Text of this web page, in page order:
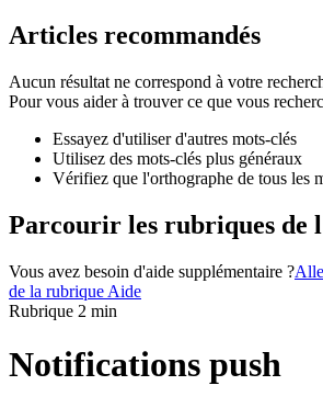
Articles recommandés
Aucun résultat ne correspond à votre
Pour vous aider à trouver ce que vous
Essayez d'utiliser d'autres mots-clés
Utilisez des mots-clés plus généraux
Vérifiez que l'orthographe de tous les
Parcourir les rubriques de
Vous avez besoin d'aide supplémentaire ?
de la rubrique Aide
Rubrique 2 min
Notifications push